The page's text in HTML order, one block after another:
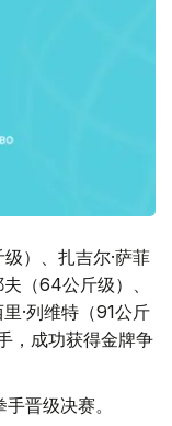
）、扎吉尔·萨菲
（64公斤级）、
·列维特（91公斤
，成功获得金牌争
晋级决赛。